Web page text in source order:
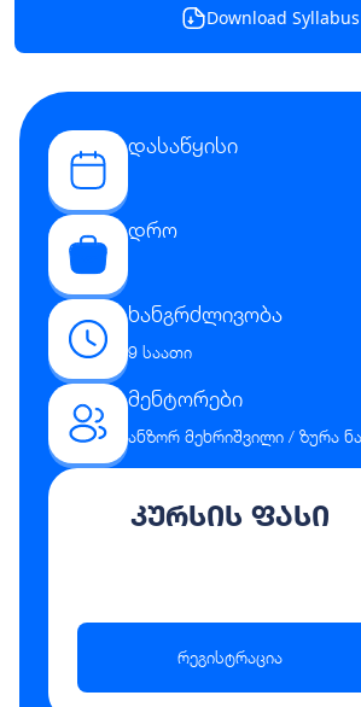
Download Syllabus
დასაწყისი
დრო
ხანგრძლივობა
9 საათი
მენტორები
ანზორ მეხრიშვილი / ზურა
კურსის ფასი
რეგისტრაცია